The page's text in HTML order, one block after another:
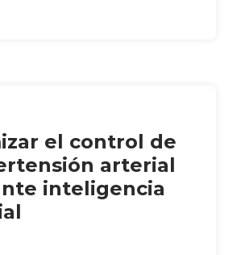
el control de
arterial
inteligencia